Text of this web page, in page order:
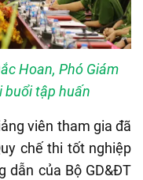
Hoan, Phó Giám
buổi tập huấn
viên tham gia đã
chế thi tốt nghiệp
dẫn của Bộ GD&ĐT